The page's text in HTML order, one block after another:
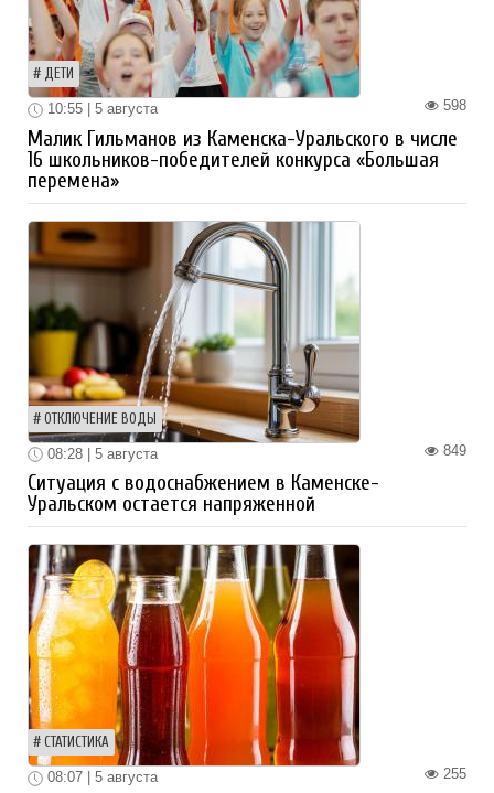
ДЕТИ
598
10:55 | 5 августа
Малик Гильманов из Каменска-Уральского в числе
16 школьников-победителей конкурса «Большая
перемена»
ОТКЛЮЧЕНИЕ ВОДЫ
849
08:28 | 5 августа
Ситуация с водоснабжением в Каменске-
Уральском остается напряженной
СТАТИСТИКА
255
08:07 | 5 августа